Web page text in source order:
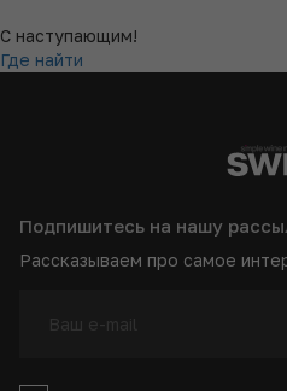
С наступающим!
Где найти
Подпишитесь на нашу
Рассказываем про самое